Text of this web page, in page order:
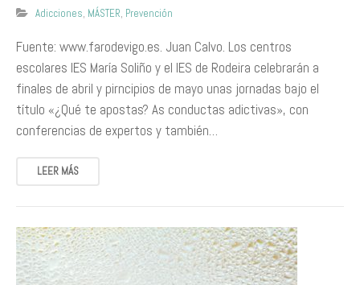
Adicciones, MÁSTER, Prevención
Fuente: www.farodevigo.es. Juan Calvo. Los centros
escolares IES María Soliño y el IES de Rodeira celebrarán a
finales de abril y pirncipios de mayo unas jornadas bajo el
título «¿Qué te apostas? As conductas adictivas», con
conferencias de expertos y también…
LEER MÁS